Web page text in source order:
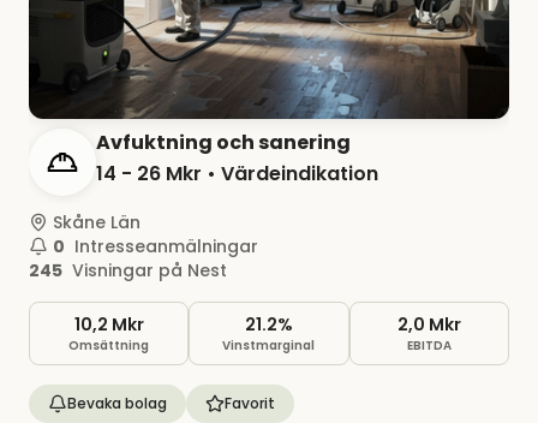
Avfuktning och sanering
14 - 26 Mkr • Värdeindikation
Skåne Län
0 Intresseanmälningar
245 Visningar på Nest
10,2 Mkr
Omsättning
21.2%
Vinstmarginal
2,0 Mkr
EBITDA
Bevaka bolag Favorit